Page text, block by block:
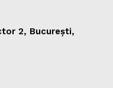
2, București,